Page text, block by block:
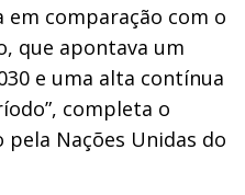
comparação com o
que apontava um
e uma alta contínua
completa o
Nações Unidas do